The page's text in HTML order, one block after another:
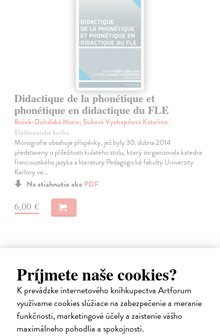
Príjmete naše cookies?
K prevádzke internetového kníhkupectva Artforum
využívame cookies slúžiace na zabezpečenie a meranie
funkčnosti, marketingové účely a zaistenie vášho
maximálneho pohodlia a spokojnosti.
Didactique de la phonétique et
phonétique en didactique du FLE
Bořek-Dohalská Marie, Suková Vychopňová Kateřina|
Elektronická kniha
Monografie obsahuje příspěvky, jež byly 30. dubna 2014
představeny u příležitosti kulatého stolu, který zorganizovala katedra
francouzského jazyka a literatury Pedagogické fakulty Univerzity
Karlovy ve…
Na stiahnutie ako PDF
6,00 €
E-KNIHA